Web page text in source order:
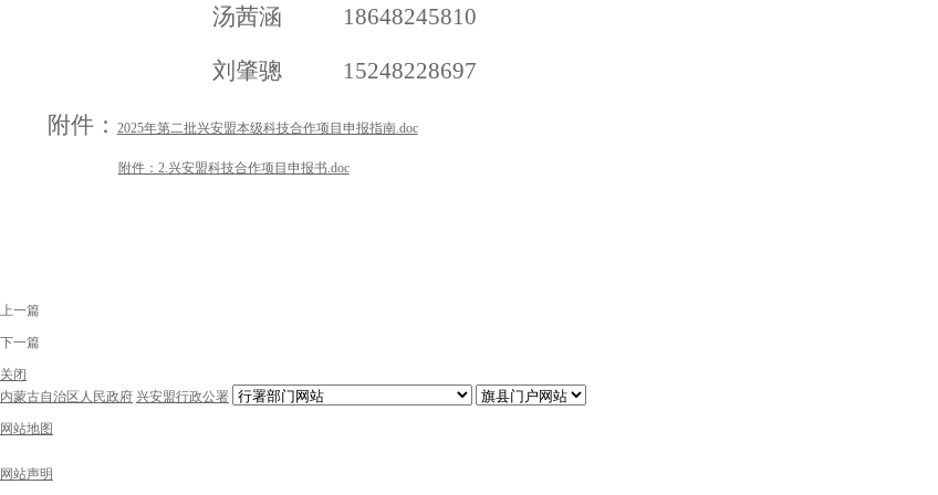
汤茜涵 18648245810
刘肇骢 15248228697
附件： 2025年第二批兴安盟本级科技合作项目申报指南.doc
附件：2.兴安盟科技合作项目申报书.doc
上一篇
下一篇
关闭
内蒙古自治区人民政府 兴安盟行政公署
网站地图
网站声明